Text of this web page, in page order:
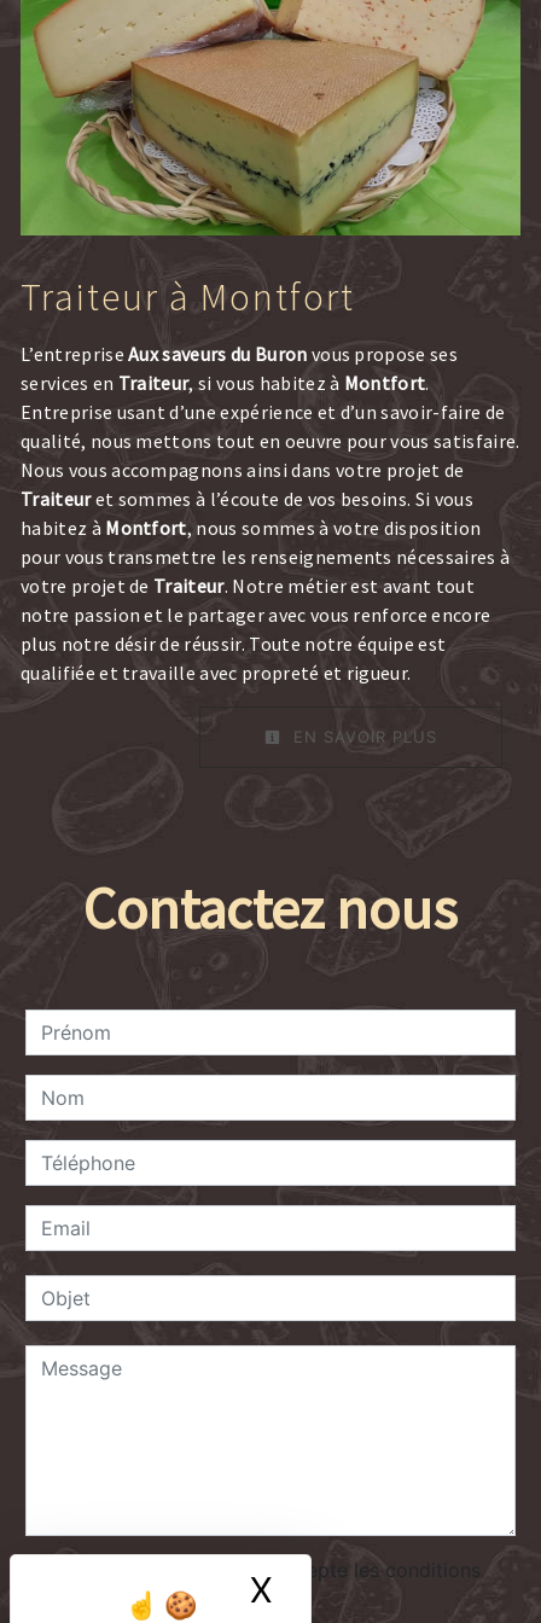
X Masquer le
Traiteur à Montfort
L’entrepriseAux saveurs du Buron vous propose ses
services en Traiteur, si vous habitez à Montfort.
Entreprise usant d’une expérience et d’un savoir-faire de
qualité, nous mettons tout en oeuvre pour vous satisfaire.
Nous vous accompagnons ainsi dans votre projet de
Traiteuret sommes à l’écoute de vos besoins. Si vous
habitez à Montfort, nous sommes à votre disposition
pour vous transmettre les renseignements nécessaires à
votre projet de Traiteur. Notre métier est avant tout
notre passion et le partager avec vous renforce encore
plus notre désir de réussir. Toute notre équipe est
qualifiée et travaille avec propreté et rigueur.
EN SAVOIR PLUS
Contactez nous
En cochant cette case, j'accepte les conditions
particulières ci-dessous **